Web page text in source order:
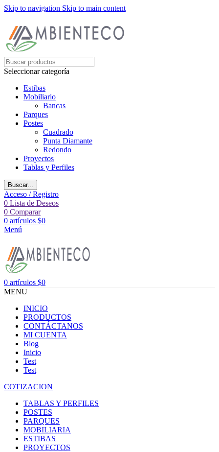
Skip to navigation Skip to main content
Seleccionar categoría
Estibas
Mobiliario
Bancas
Parques
Postes
Cuadrado
Punta Diamante
Redondo
Proyectos
Tablas y Perfiles
Buscar...
Acceso / Registro
0 Lista de Deseos
0 Comparar
0 artículos $0
Menú
0 artículos $0
MENU
INICIO
PRODUCTOS
CONTÁCTANOS
MI CUENTA
Blog
Inicio
Test
Test
COTIZACION
TABLAS Y PERFILES
POSTES
PARQUES
MOBILIARIA
ESTIBAS
PROYECTOS